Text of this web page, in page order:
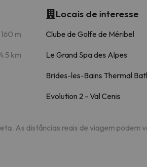
160 m
km
Locais de interesse
Clube de Golfe de Méribel
Le Grand Spa des Alpes
Brides-les-Bains Thermal
Evolution 2 - Val Cenis
As distâncias reais de viagem podem